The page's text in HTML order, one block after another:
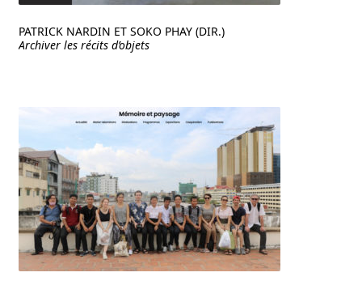
PATRICK NARDIN ET SOKO PHAY (DIR.)
Archiver les récits d’objets